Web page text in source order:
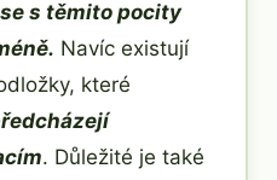
s těmito pocity
Navíc existují
které
. Důležité je také